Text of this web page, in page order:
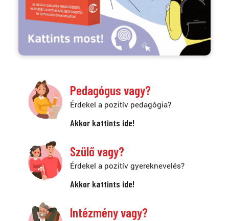
Pedagógus vagy?
Érdekel a pozitív pedagógia?
Akkor kattints ide!
Szülő vagy?
Érdekel a pozitív gyereknevelés?
Akkor kattints ide!
Intézmény vagy?